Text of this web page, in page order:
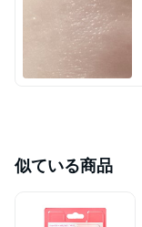
似ている商品